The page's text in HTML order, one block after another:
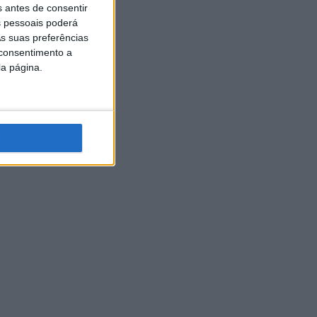
antes de consentir
pessoais poderá
suas preferências
a
página.